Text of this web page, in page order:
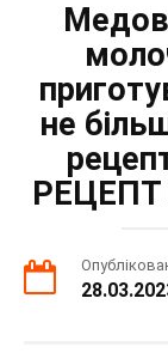
не
РЕЦЕПТ